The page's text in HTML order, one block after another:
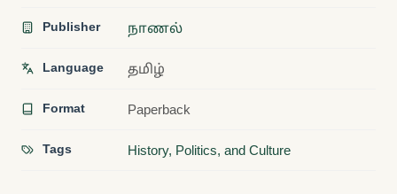
Publisher நாணல்
Language தமிழ்
Format Paperback
Tags History, Politics, and Culture